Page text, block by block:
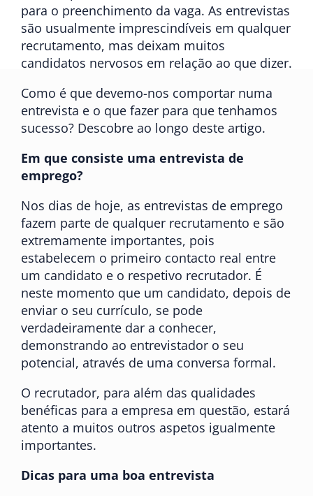
para o preenchimento da vaga. As entrevistas
são usualmente imprescindíveis em qualquer
recrutamento, mas deixam muitos
candidatos nervosos em relação ao que dizer.
Como é que devemo-nos comportar numa
entrevista e o que fazer para que tenhamos
sucesso? Descobre ao longo deste artigo.
Em que consiste uma entrevista de
emprego?
Nos dias de hoje, as entrevistas de emprego
fazem parte de qualquer recrutamento e são
extremamente importantes, pois
estabelecem o primeiro contacto real entre
um candidato e o respetivo recrutador. É
neste momento que um candidato, depois de
enviar o seu currículo, se pode
verdadeiramente dar a conhecer,
demonstrando ao entrevistador o seu
potencial, através de uma conversa formal.
O recrutador, para além das qualidades
benéficas para a empresa em questão, estará
atento a muitos outros aspetos igualmente
importantes.
Dicas para uma boa entrevista